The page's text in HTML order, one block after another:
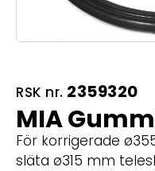
RSK nr. 2359320
MIA
För korrigerade
släta ø315 mm